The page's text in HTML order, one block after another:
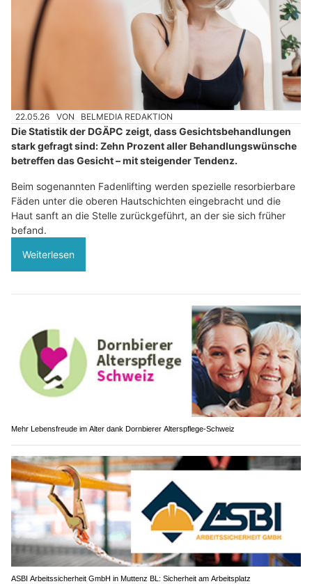
22.05.26 VON BELMEDIA REDAKTION
Die Statistik der DGÄPC zeigt, dass Gesichtsbehandlungen
stark gefragt sind: Zehn Prozent aller Behandlungswünsche
betreffen das Gesicht – mit steigender Tendenz.
Beim sogenannten Fadenlifting werden spezielle resorbierbare
Fäden unter die oberen Hautschichten eingebracht und die
Haut sanft an die Stelle zurückgeführt, an der sie sich früher
befand.
Weiterlesen
Mehr Lebensfreude im Alter dank Dornbierer Alterspflege-Schweiz
ASBI Arbeitssicherheit GmbH in Muttenz BL: Sicherheit am Arbeitsplatz